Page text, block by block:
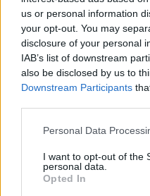
us or personal information
your opt-out. You may
disclosure of your personal
IAB’s list of downstream
also be disclosed by us to
Downstream Participants
Personal Data
I want to opt-out of the
personal data.
Opted In
pusmetį, kai anūkas
feisbuku ir sukūrė
Iki tol skundusis
stoka, kaimynė
Tais kartais, kai
pavėsinėje, mums